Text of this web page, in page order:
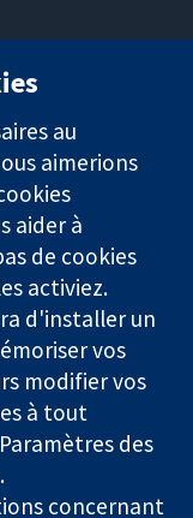
nous
Actualités
Service de
presse
Qui sommes-
nous
Offres
d'emploi
Library
caritative (n°
par garantie (n°
de Galles. Numéro
au
aimerions
aider à
de cookies
activiez.
d'installer un
vos
modifier vos
à tout
des
concernant